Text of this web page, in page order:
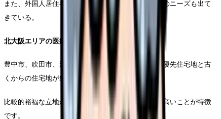
また、外国人居住者も増加傾向にあり、多言語対応のニーズも出て
きている。
北大阪エリアの医療ニーズ
豊中市、吹田市、池田市などの北大阪エリアでは、優先住宅地と古
くからの住宅地が集中しています。
比較的裕福な立地が多く、医療サービスへの要求が高いことが特徴
です。